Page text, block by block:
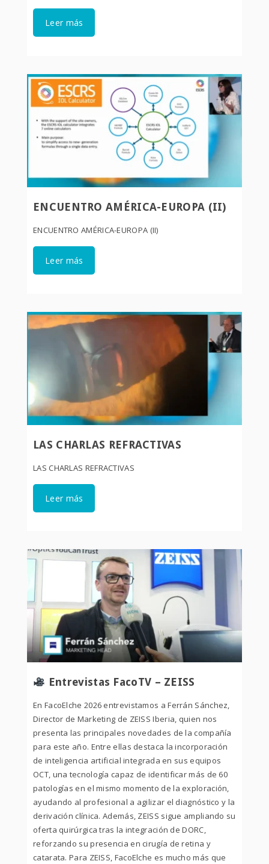
Leer más
ENCUENTRO AMÉRICA-EUROPA (II)
ENCUENTRO AMÉRICA-EUROPA (II)
Leer más
LAS CHARLAS REFRACTIVAS
LAS CHARLAS REFRACTIVAS
Leer más
Entrevistas FacoTV – ZEISS
En FacoElche 2026 entrevistamos a Ferrán Sánchez,
Director de Marketing de ZEISS Iberia, quien nos
presenta las principales novedades de la compañía
para este año. Entre ellas destaca la incorporación
de inteligencia artificial integrada en sus equipos
OCT, una tecnología capaz de identificar más de 60
patologías en el mismo momento de la exploración,
ayudando al profesional a agilizar el diagnóstico y la
derivación clínica. Además, ZEISS sigue ampliando su
oferta quirúrgica tras la integración de DORC,
reforzando su presencia en cirugía de retina y
catarata. Para ZEISS, FacoElche es mucho más que